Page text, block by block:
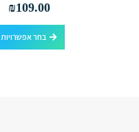
₪109.00
בחר אפשרויות